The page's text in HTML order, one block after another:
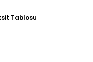
Tablosu